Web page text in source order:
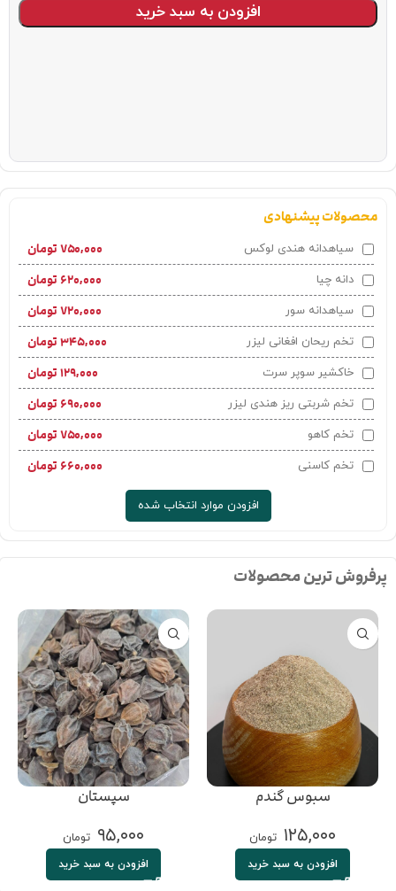
افزودن به سبد خرید
محصولات پیشنهادی
سیاهدانه هندی لوکس ۷۵۰,۰۰۰ تومان
دانه چیا ۶۲۰,۰۰۰ تومان
سیاهدانه سور ۷۲۰,۰۰۰ تومان
تخم ریحان افغانی لیزر ۳۴۵,۰۰۰ تومان
خاکشیر سوپر سرت ۱۲۹,۰۰۰ تومان
تخم شربتی ریز هندی لیزر ۶۹۰,۰۰۰ تومان
تخم کاهو ۷۵۰,۰۰۰ تومان
تخم کاسنی ۶۶۰,۰۰۰ تومان
افزودن موارد انتخاب شده
پرفروش ترین محصولات
سبوس گندم
۱۲۵,۰۰۰ تومان
افزودن به سبد خرید
سپستان
۹۵,۰۰۰ تومان
افزودن به سبد خرید